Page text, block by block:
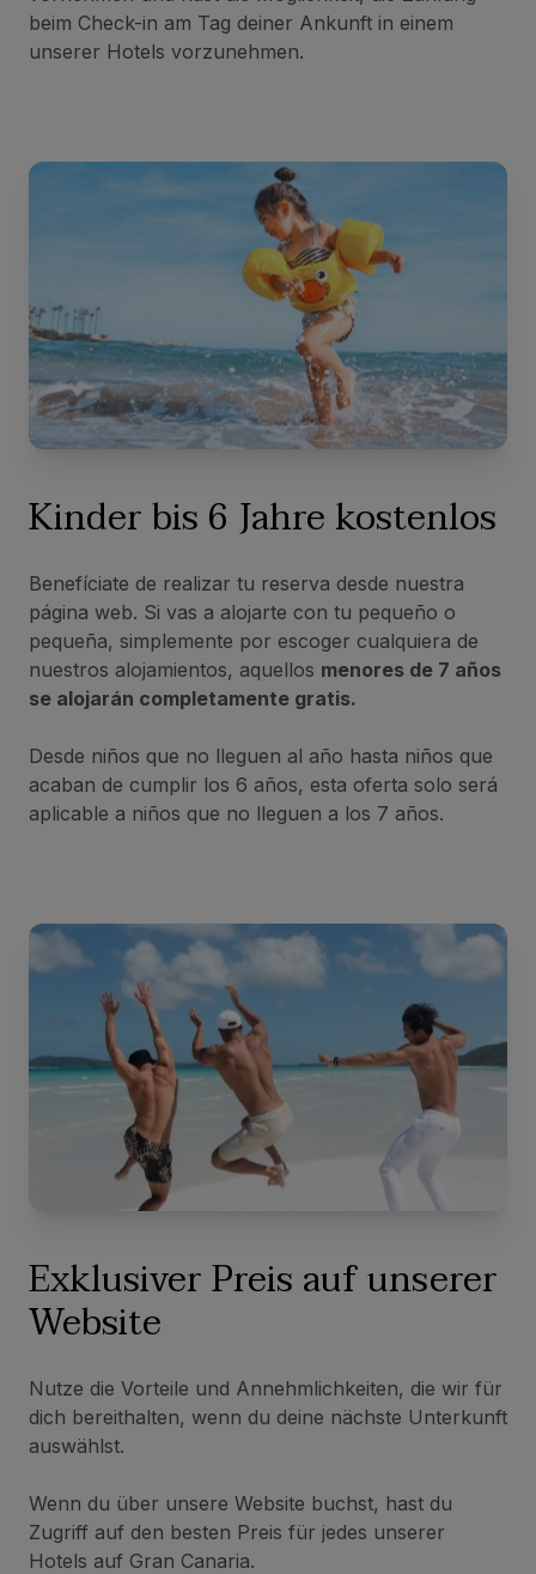
beim Check-in am Tag deiner Ankunft in einem
unserer Hotels vorzunehmen.
Kinder bis 6 Jahre kostenlos
Benefíciate de realizar tu reserva desde nuestra
página web. Si vas a alojarte con tu pequeño o
pequeña, simplemente por escoger cualquiera de
nuestros alojamientos, aquellos menores de 7 años
se alojarán completamente gratis.
Desde niños que no lleguen al año hasta niños que
acaban de cumplir los 6 años, esta oferta solo será
aplicable a niños que no lleguen a los 7 años.
Exklusiver Preis auf unserer
Website
Nutze die Vorteile und Annehmlichkeiten, die wir für
dich bereithalten, wenn du deine nächste Unterkunft
auswählst.
Wenn du über unsere Website buchst, hast du
Zugriff auf den besten Preis für jedes unserer
Hotels auf Gran Canaria.